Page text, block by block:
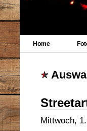
Home
Mittwoch,